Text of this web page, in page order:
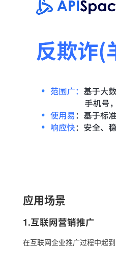
应用场景
1.互联网营销推广
在互联网企业推广过程中起